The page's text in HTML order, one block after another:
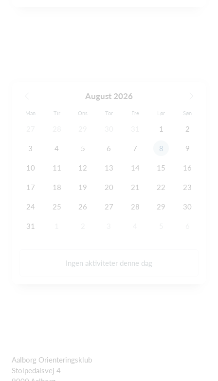
August 2026
Man Tir Ons Tor Fre Lør Søn
1 2
3 4 5 6 7 8 9
10 11 12 13 14 15 16
17 18 19 20 21 22 23
24 25 26 27 28 29 30
31
Ingen aktiviteter denne dag
Aalborg Orienteringsklub
Stolpedalsvej 4